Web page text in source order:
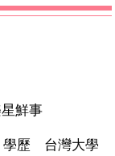
鮮事
學歷 台灣大學